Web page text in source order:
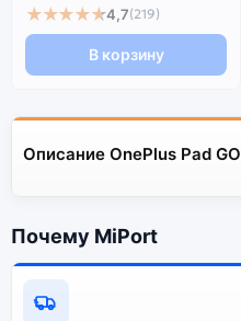
★★★★★4,7(219)
В корзину
Описание OnePlus Pad GO
Почему MiPort